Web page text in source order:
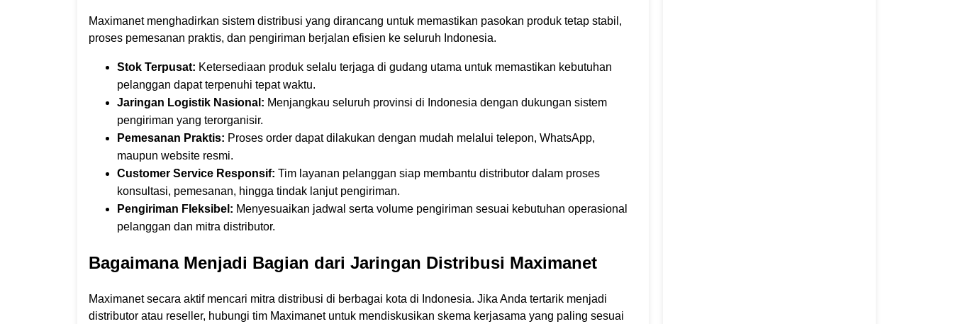
Maximanet menghadirkan sistem distribusi yang dirancang untuk memastikan pasokan produk tetap stabil,
proses pemesanan praktis, dan pengiriman berjalan efisien ke seluruh Indonesia.
Stok Terpusat: Ketersediaan produk selalu terjaga di gudang utama untuk memastikan kebutuhan
pelanggan dapat terpenuhi tepat waktu.
Jaringan Logistik Nasional: Menjangkau seluruh provinsi di Indonesia dengan dukungan sistem
pengiriman yang terorganisir.
Pemesanan Praktis: Proses order dapat dilakukan dengan mudah melalui telepon, WhatsApp,
maupun website resmi.
Customer Service Responsif: Tim layanan pelanggan siap membantu distributor dalam proses
konsultasi, pemesanan, hingga tindak lanjut pengiriman.
Pengiriman Fleksibel: Menyesuaikan jadwal serta volume pengiriman sesuai kebutuhan operasional
pelanggan dan mitra distributor.
Bagaimana Menjadi Bagian dari Jaringan Distribusi Maximanet
Maximanet secara aktif mencari mitra distribusi di berbagai kota di Indonesia. Jika Anda tertarik menjadi
distributor atau reseller, hubungi tim Maximanet untuk mendiskusikan skema kerjasama yang paling sesuai